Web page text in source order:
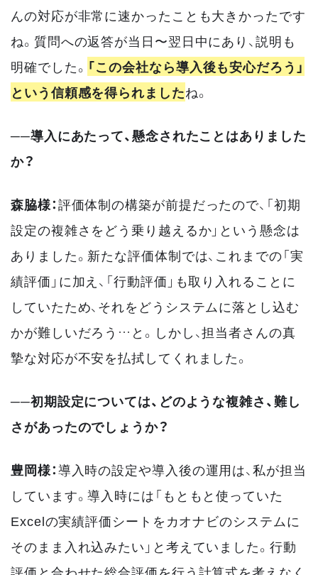
んの対応が非常に速かったことも大きかったです
ね。質問への返答が当日〜翌日中にあり、説明も
明確でした。 「この会社なら導入後も安心だろう」
という信頼感を得られましたね。
──導入にあたって、懸念されたことはありました
か？
森脇様：評価体制の構築が前提だったので、「初期
設定の複雑さをどう乗り越えるか」という懸念は
ありました。新たな評価体制では、これまでの「実
績評価」に加え、「行動評価」も取り入れることに
していたため、それをどうシステムに落とし込む
かが難しいだろう…と。しかし、担当者さんの真
摯な対応が不安を払拭してくれました。
──初期設定については、どのような複雑さ、難し
さがあったのでしょうか？
豊岡様：導入時の設定や導入後の運用は、私が担当
しています。導入時には「もともと使っていた
Excelの実績評価シートをカオナビのシステムに
そのまま入れ込みたい」と考えていました。行動